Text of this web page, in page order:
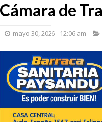
Cámara de
mayo 30, 2026 - 12:06 am